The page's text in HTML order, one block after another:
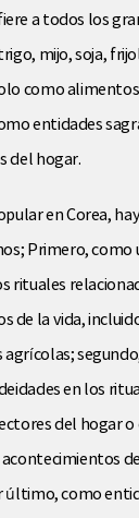
a todos los
mijo, soja,
como
entidades
del hogar.
en Corea,
Primero, como
rituales
de la vida,
en los
del hogar o
último, como